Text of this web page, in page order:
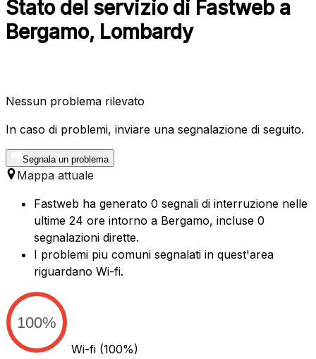
Stato del servizio di Fastweb a
Bergamo, Lombardy
Nessun problema rilevato
In caso di problemi, inviare una segnalazione di seguito.
Segnala un problema
Mappa attuale
Fastweb ha generato 0 segnali di interruzione nelle
ultime 24 ore intorno a Bergamo, incluse 0
segnalazioni dirette.
I problemi piu comuni segnalati in quest'area
riguardano Wi-fi.
100%
Wi-fi (100%)